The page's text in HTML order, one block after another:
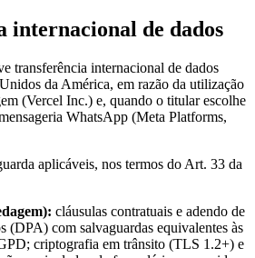
internacional de dados
transferência internacional de dados
da América, em razão da utilização
(Vercel Inc.) e, quando o titular escolhe
WhatsApp (Meta Platforms,
aplicáveis, nos termos do Art. 33 da
cláusulas contratuais e adendo de
(DPA) com salvaguardas equivalentes às
criptografia em trânsito (TLS 1.2+) e